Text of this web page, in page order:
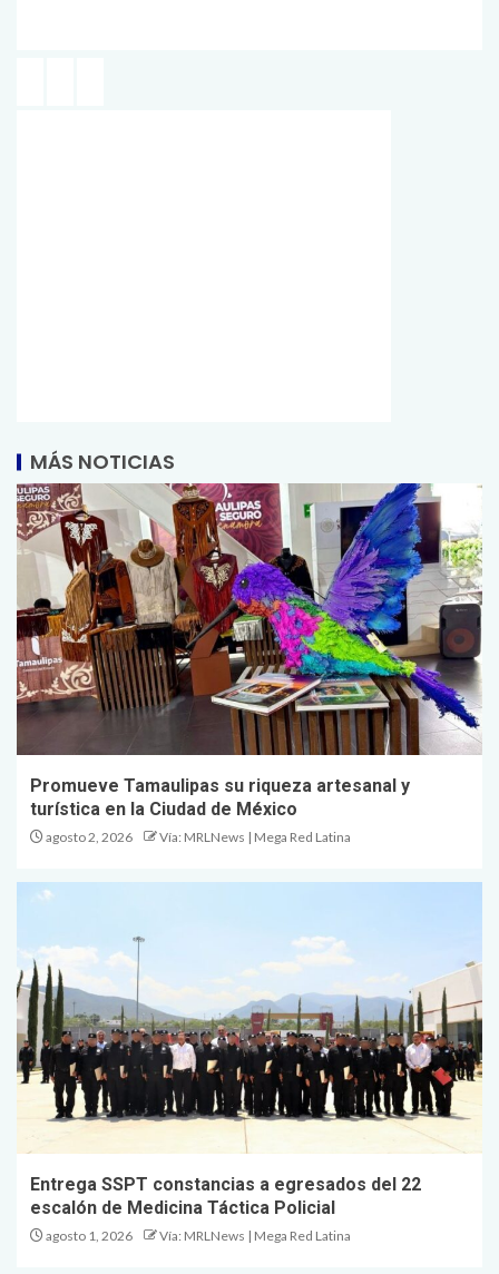
MÁS NOTICIAS
Promueve Tamaulipas su riqueza artesanal y
turística en la Ciudad de México
agosto 2, 2026 Vía: MRLNews | Mega Red Latina
Entrega SSPT constancias a egresados del 22
escalón de Medicina Táctica Policial
agosto 1, 2026 Vía: MRLNews | Mega Red Latina